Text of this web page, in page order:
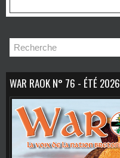
WAR RAOK N° 76 - ÉTÉ 2026